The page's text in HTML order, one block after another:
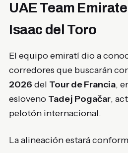
UAE Team
Isaac del Toro
El equipo emiratí dio a
corredores que buscarán
2026 del Tour de Francia,
esloveno Tadej Pogačar,
pelotón internacional.
La alineación estará